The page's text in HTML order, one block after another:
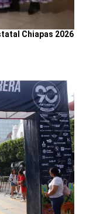
Chiapas 2026